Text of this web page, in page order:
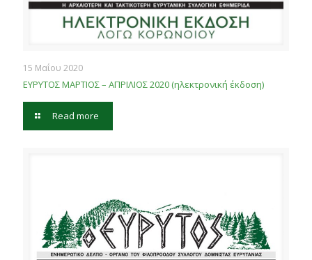
15 Μαΐου 2020
ΕΥΡΥΤΟΣ ΜΑΡΤΙΟΣ – ΑΠΡΙΛΙΟΣ 2020 (ηλεκτρονική έκδοση)
Read more